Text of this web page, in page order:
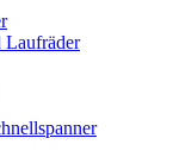
Laufräder